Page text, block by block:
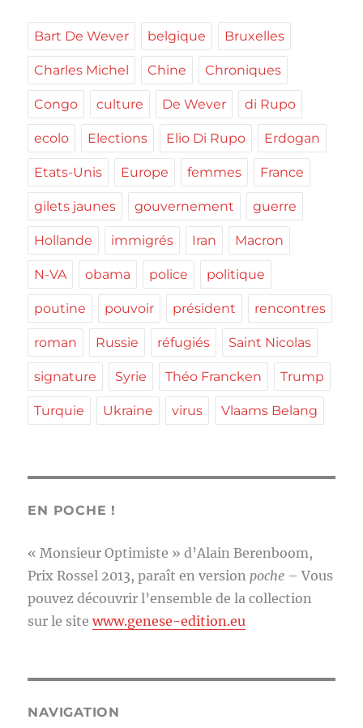
Bart De Wever belgique Bruxelles
Charles Michel Chine Chroniques
Congo culture De Wever di Rupo
ecolo Elections Elio Di Rupo Erdogan
Etats-Unis Europe femmes France
gilets jaunes gouvernement guerre
Hollande immigrés Iran Macron
N-VA obama police politique
poutine pouvoir président rencontres
roman Russie réfugiés Saint Nicolas
signature Syrie Théo Francken Trump
Turquie Ukraine virus Vlaams Belang
EN POCHE !
« Monsieur Optimiste » d’Alain Berenboom,
Prix Rossel 2013, paraît en version poche – Vous
pouvez découvrir l’ensemble de la collection
sur le sitewww.genese-edition.eu
NAVIGATION